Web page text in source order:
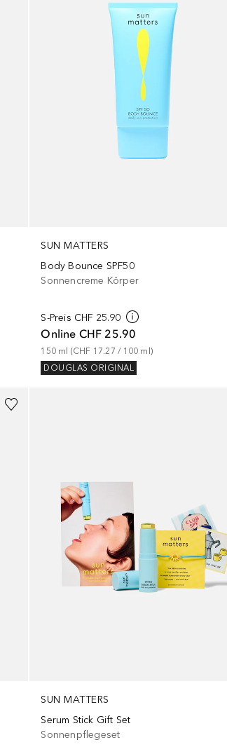
SUN MATTERS
Body Bounce SPF50
Sonnencreme Körper
S-Preis CHF 25.90
Online CHF 25.90
150 ml (CHF 17.27 / 100 ml )
DOUGLAS ORIGINAL
SUN MATTERS
Serum Stick Gift Set
Sonnenpflegeset